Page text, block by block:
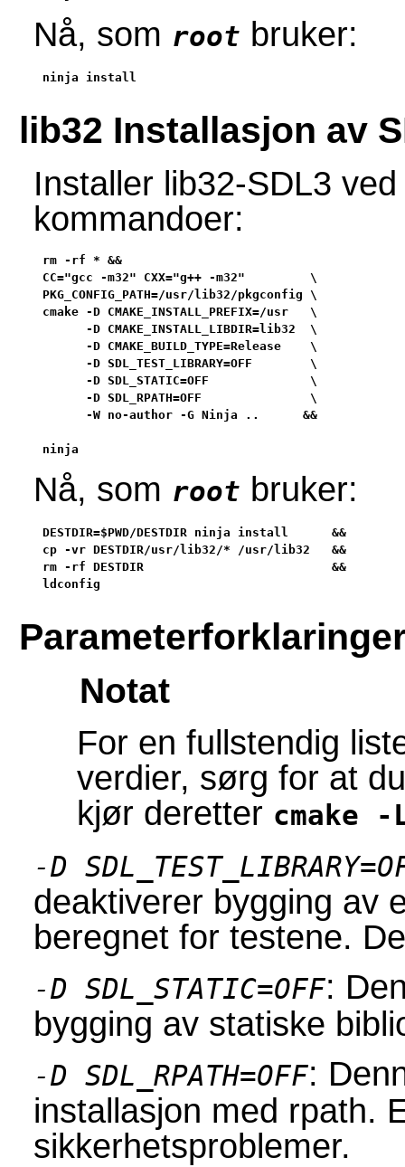
Nå, som root bruker:
ninja install
lib32 Installasjon av
Installer lib32-SDL3
kommandoer:
rm -rf * &&
CC="gcc -m32" CXX="g++ -m32"         \
PKG_CONFIG_PATH=/usr/lib32/pkgconfig \
cmake -D CMAKE_INSTALL_PREFIX=/usr   \
      -D CMAKE_INSTALL_LIBDIR=lib32  \
      -D CMAKE_BUILD_TYPE=Release    \
      -D SDL_TEST_LIBRARY=OFF        \
      -D SDL_STATIC=OFF              \
      -D SDL_RPATH=OFF               \
      -W no-author -G Ninja ..      &&
ninja
Nå, som root bruker:
DESTDIR=$PWD/DESTDIR ninja install      &&
cp -vr DESTDIR/usr/lib32/* /usr/lib32   &&
rm -rf DESTDIR                          &&
ldconfig
Notat
For en fullstendig
verdier, sørg for at
kjør deretter cmake
-D
deaktiverer bygging av
beregnet for testene.
-D SDL_STATIC=OFF:
bygging av statiske
-D SDL_RPATH=OFF:
installasjon med rpath.
sikkerhetsproblemer.